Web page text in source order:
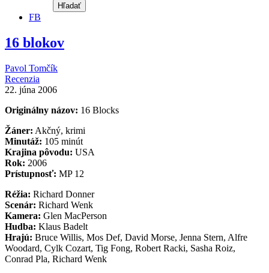
Hľadať
FB
16 blokov
Pavol Tomčík
Recenzia
22. júna 2006
Originálny názov: 16 Blocks
Žáner: Akčný, krimi
Minutáž: 105 minút
Krajina pôvodu: USA
Rok: 2006
Prístupnosť: MP 12
Réžia: Richard Donner
Scenár: Richard Wenk
Kamera: Glen MacPerson
Hudba: Klaus Badelt
Hrajú: Bruce Willis, Mos Def, David Morse, Jenna Stern, Alfre
Woodard, Cylk Cozart, Tig Fong, Robert Racki, Sasha Roiz,
Conrad Pla, Richard Wenk